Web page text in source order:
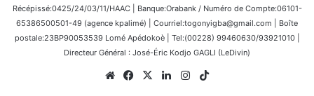
Récépissé:0425/24/03/11/HAAC | Banque:Orabank / Numéro de Compte:06101-
65386500501-49 (agence kpalimé) | Courriel:togonyigba@gmail.com | Boîte
postale:23BP90053539 Lomé Apédokoè | Tel:(00228) 99460630/93921010 |
Directeur Général : José-Éric Kodjo GAGLI (LeDivin)
WebsiteFacebook
X LinkedinInstagram